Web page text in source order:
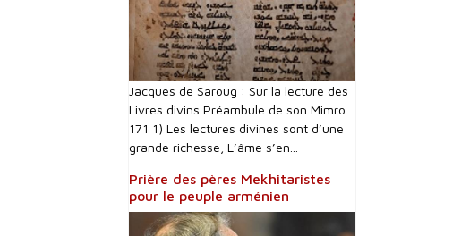
Jacques de Saroug : Sur la lecture des
Livres divins Préambule de son Mimro
171 1) Les lectures divines sont d’une
grande richesse, L’âme s’en...
Prière des pères Mekhitaristes
pour le peuple arménien